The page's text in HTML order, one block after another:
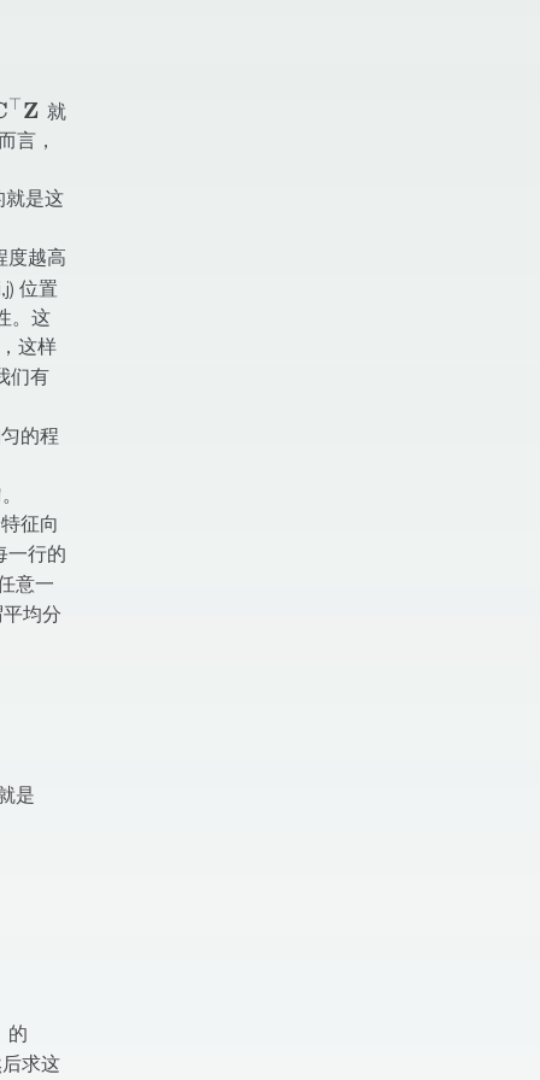
⊤Z 就
言，
\cdot
就是这
度越高
位置
。这
这样
们有
的程
征向
一行的
意一
均分
\times B} \left\lvert\,
是
\exp \left(\frac{\mathbf{C}^{\top}
的
求这